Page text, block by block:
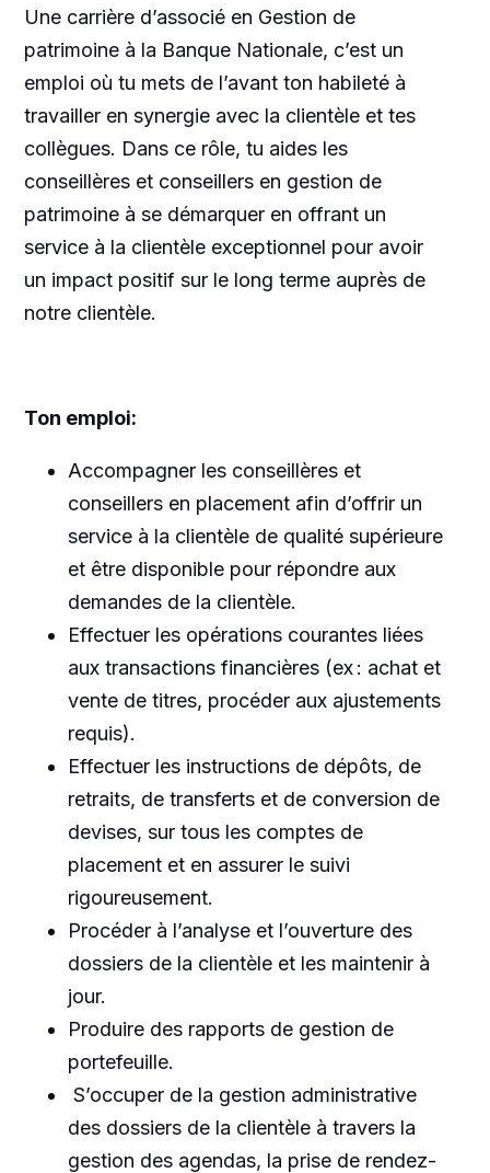
Une carrière d’associé en Gestion de
patrimoine à la Banque Nationale, c’est un
emploi où tu mets de l’avant ton habileté à
travailler en synergie avec la clientèle et tes
collègues. Dans ce rôle, tu aides les
conseillères et conseillers en gestion de
patrimoine à se démarquer en offrant un
service à la clientèle exceptionnel pour avoir
un impact positif sur le long terme auprès de
notre clientèle.
Ton emploi:
Accompagner les conseillères et
conseillers en placement afin d’offrir un
service à la clientèle de qualité supérieure
et être disponible pour répondre aux
demandes de la clientèle.
Effectuer les opérations courantes liées
aux transactions financières (ex : achat et
vente de titres, procéder aux ajustements
requis).
Effectuer les instructions de dépôts, de
retraits, de transferts et de conversion de
devises, sur tous les comptes de
placement et en assurer le suivi
rigoureusement.
Procéder à l’analyse et l’ouverture des
dossiers de la clientèle et les maintenir à
jour.
Produire des rapports de gestion de
portefeuille.
S’occuper de la gestion administrative
des dossiers de la clientèle à travers la
gestion des agendas, la prise de rendez-